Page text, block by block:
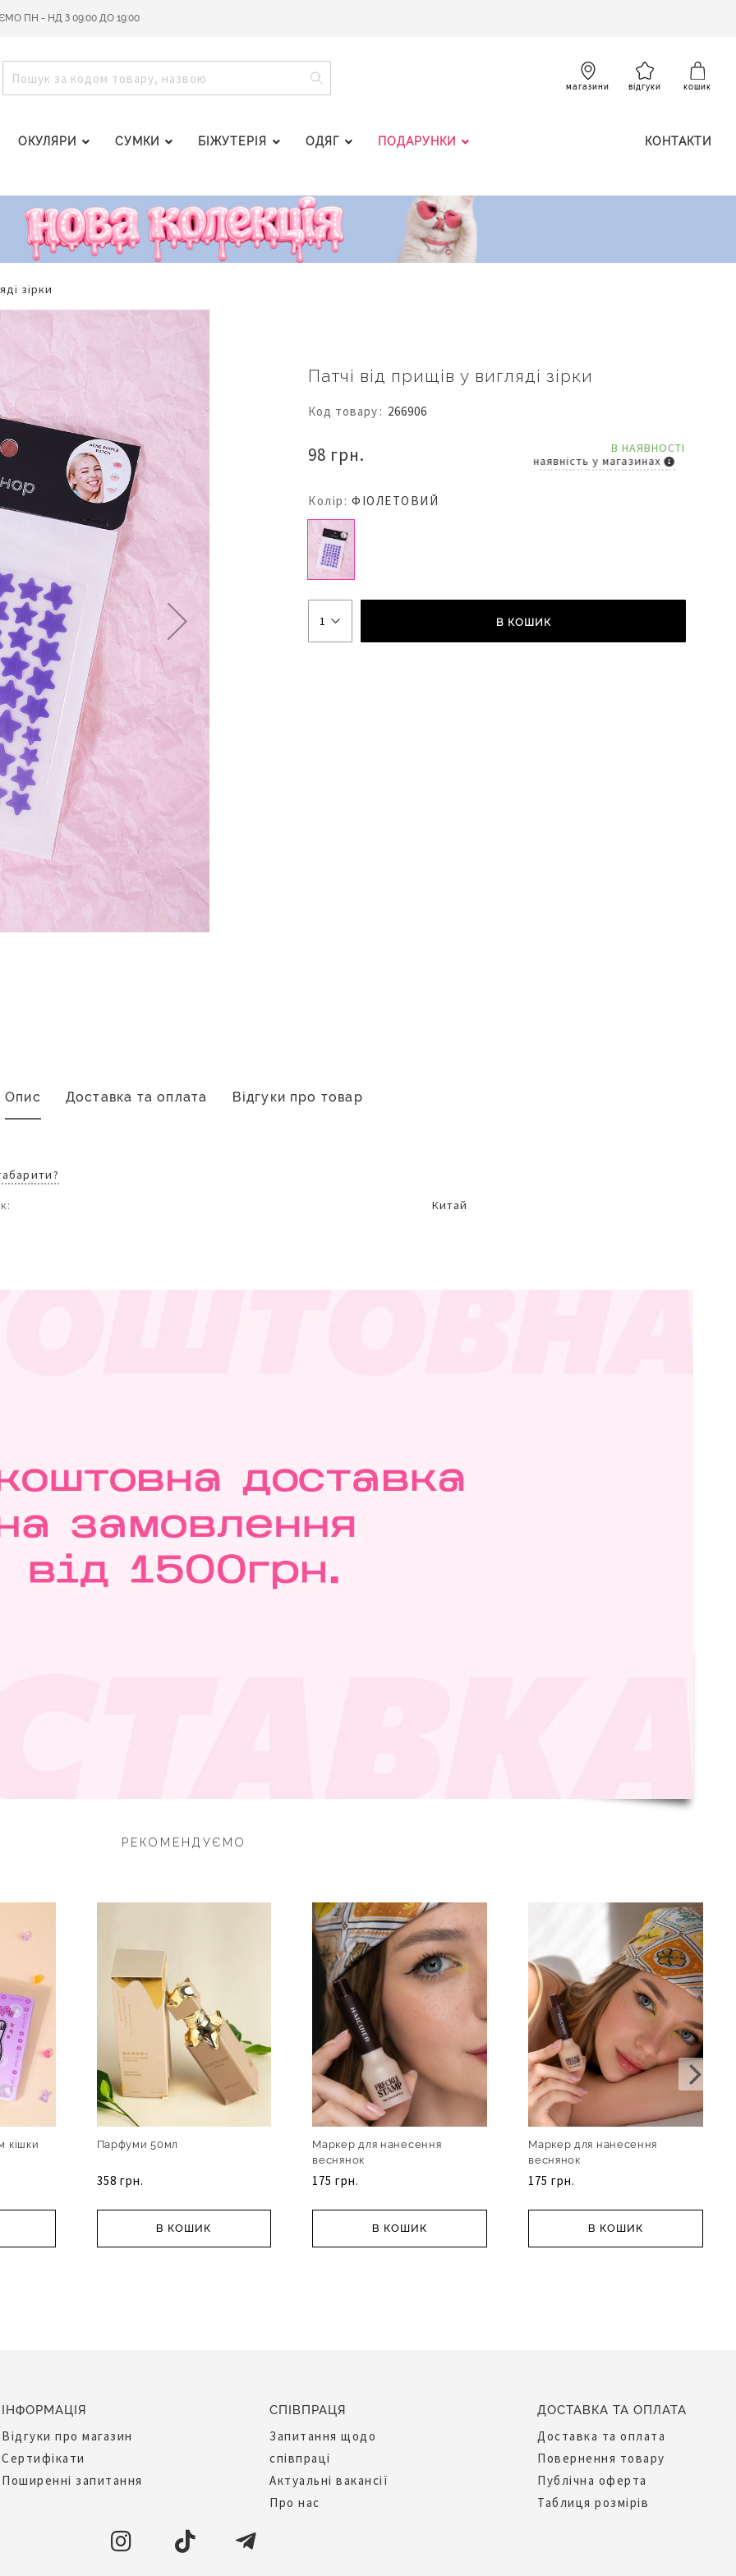
ПН - НД З 09:00 ДО 19:00
ПОШУК
магазини відгуки кошик
ОКУЛЯРИ СУМКИ БІЖУТЕРІЯ ОДЯГ ПОДАРУНКИ КОНТАКТИ
зірки
Патчі від прищів у вигляді зірки
Код товару 266906
98 грн.
В НАЯВНОСТІ
наявність у магазинах
Колір: ФІОЛЕТОВИЙ
В КОШИК
Опис Доставка та оплата Відгуки про товар
Китай
РЕКОМЕНДУЄМО
кішки Парфуми 50мл
358 грн.
В КОШИК
Маркер для нанесення
веснянок
175 грн.
В КОШИК
Маркер для нанесення
веснянок
175 грн.
В КОШИК
ІНФОРМАЦІЯ
Відгуки про магазин
Сертифікати
Поширенні запитання
СПІВПРАЦЯ
Запитання щодо
співпраці
Актуальні вакансії
Про нас
ДОСТАВКА ТА ОПЛАТА
Доставка та оплата
Повернення товару
Публічна оферта
Таблиця розмірів